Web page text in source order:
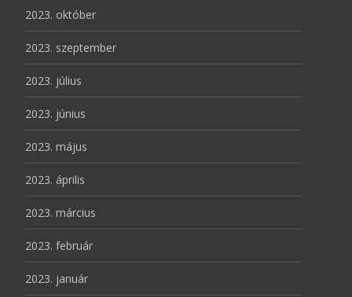
2023. október
2023. szeptember
2023. július
2023. június
2023. május
2023. április
2023. március
2023. február
2023. január